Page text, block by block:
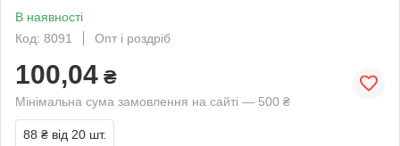
В наявності
Код: 8091
Опт і роздріб
100,04 ₴
Мінімальна сума замовлення на сайті — 500 ₴
88 ₴ від 20 шт.